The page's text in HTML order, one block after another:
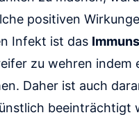
positiven
Infekt ist das
zu wehren indem
Daher ist auch
beeinträchtigt